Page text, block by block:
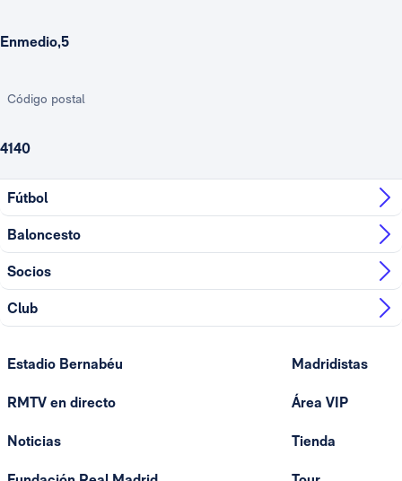
Enmedio,5
Código postal
4140
Fútbol
Baloncesto
Socios
Club
Estadio Bernabéu
RMTV en directo
Noticias
Madridistas
Área VIP
Tienda